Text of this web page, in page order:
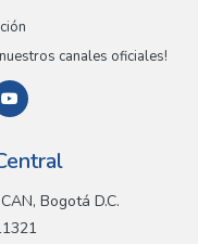
canales oficiales!
Bogotá D.C.